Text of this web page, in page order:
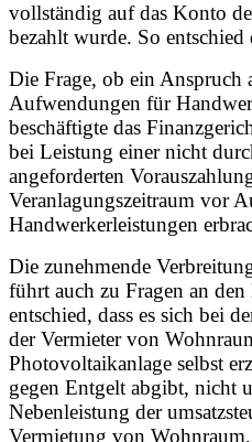
vollständig auf das Konto
bezahlt wurde. So
Die Frage, ob ein Anspruch
Aufwendungen für
beschäftigte das
bei Leistung einer nicht
angeforderten
Veranlagungszeitraum vor
Handwerkerleistungen
Die zunehmende
führt auch zu Fragen an
entschied, dass es sich bei
der Vermieter von
Photovoltaikanlage selbst
gegen Entgelt abgibt, nicht
Nebenleistung der
Vermietung von